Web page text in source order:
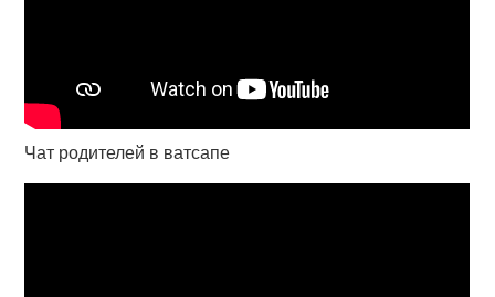
Чат родителей в ватсапе